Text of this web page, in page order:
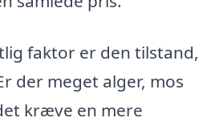
faktor er den tilstand,
der meget alger, mos
kræve en mere